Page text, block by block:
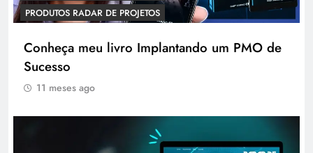
PRODUTOS RADAR DE PROJETOS
Conheça meu livro Implantando um PMO de
Sucesso
11 meses ago